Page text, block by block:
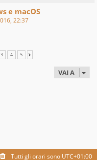
e macOS
22:37
3 4 5
VAI A
Tutti gli orari sono UTC+01:00